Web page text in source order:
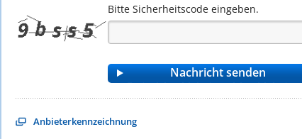
Bitte Sicherheitscode eingeben.
Anbieterkennzeichnung